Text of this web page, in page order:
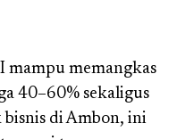
mampu memangkas
40–60% sekaligus
di Ambon, ini